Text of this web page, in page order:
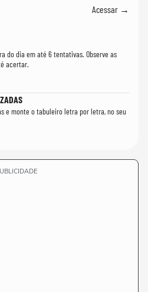
Acessar →
do dia em até 6 tentativas. Observe as
acertar.
e monte o tabuleiro letra por letra, no seu